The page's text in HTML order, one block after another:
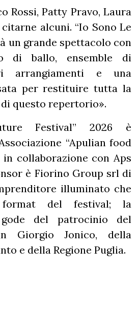
Rossi, Patty Pravo, Laura
alcuni. “Io Sono Le
un grande spettacolo con
di ballo, ensemble di
arrangiamenti e una
per restituire tutta la
questo repertorio».
Festival” 2026 è
“Apulian food
in collaborazione con Aps
è Fiorino Group srl di
illuminato che
del festival; la
gode del patrocinio del
Giorgio Jonico, della
e della Regione Puglia.